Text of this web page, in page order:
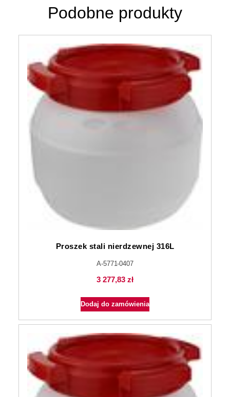
Podobne produkty
Proszek stali nierdzewnej 316L
A-5771-0407
3 277,83 zł
Dodaj do zamówienia